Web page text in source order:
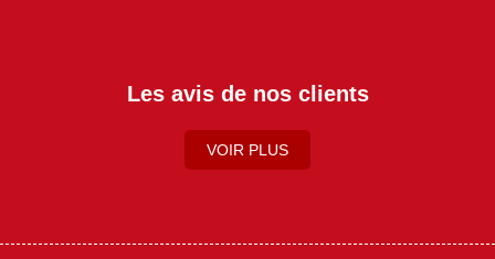
Les avis de nos clients
VOIR PLUS